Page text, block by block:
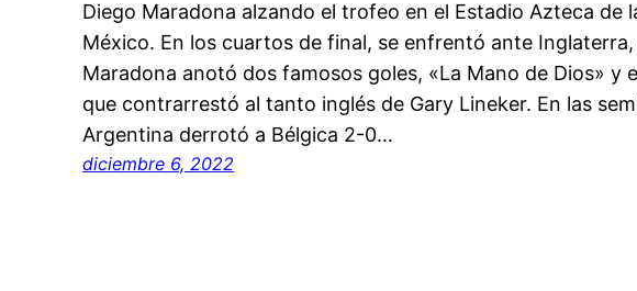
Diego Maradona alzando el trofeo en el Estadio Azteca de
México. En los cuartos de final, se enfrentó ante Inglaterra,
Maradona anotó dos famosos goles, «La Mano de Dios» y
que contrarrestó al tanto inglés de Gary Lineker. En las
Argentina derrotó a Bélgica 2-0…
diciembre 6, 2022